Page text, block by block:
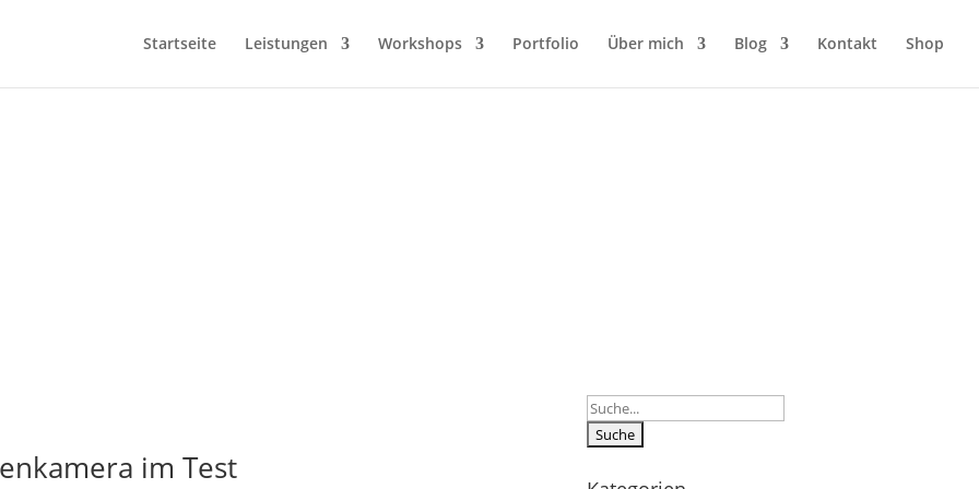
Startseite Leistungen Workshops Portfolio Über mich Blog Kontakt Shop
im Test
Suchen
nach: